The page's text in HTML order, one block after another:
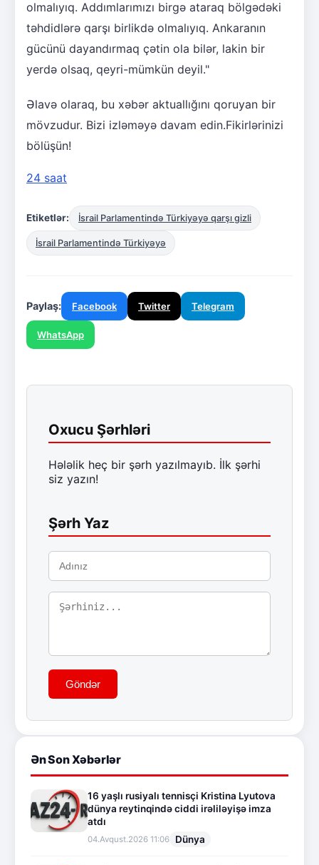
olmalıyıq. Addımlarımızı birgə ataraq bölgədəki
təhdidlərə qarşı birlikdə olmalıyıq. Ankaranın
gücünü dayandırmaq çətin ola bilər, lakin bir
yerdə olsaq, qeyri-mümkün deyil."
Əlavə olaraq, bu xəbər aktuallığını qoruyan bir
mövzudur. Bizi izləməyə davam edin.Fikirlərinizi
bölüşün!
24 saat
Etiketlər: İsrail Parlamentində Türkiyəyə qarşı gizli
İsrail Parlamentində Türkiyəyə
Paylaş: Facebook Twitter Telegram
WhatsApp
Oxucu Şərhləri
Hələlik heç bir şərh yazılmayıb. İlk şərhi
siz yazın!
Şərh Yaz
Göndər
Ən Son Xəbərlər
16 yaşlı rusiyalı tennisçi Kristina Lyutova
dünya reytinqində ciddi irəliləyişə imza
atdı
04.Avqust.2026 11:06 Dünya